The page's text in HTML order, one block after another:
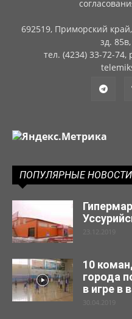
692519, Приморский
зд.
тел. (4234) 33-72-74,
ПОПУЛЯРНЫЕ НОВОСТИ
23.12.2019
10
города
в игре в
30.04.2019